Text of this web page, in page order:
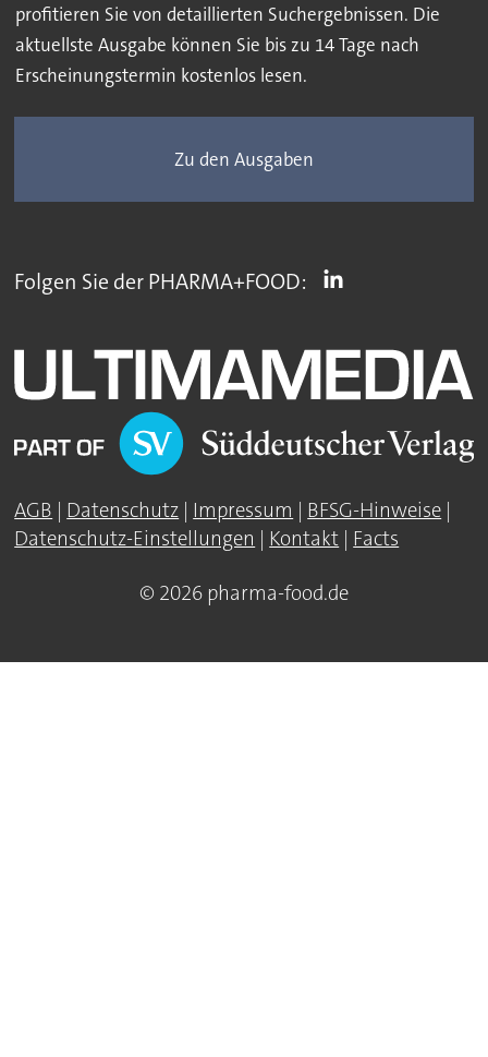
profitieren Sie von detaillierten Suchergebnissen. Die
aktuellste Ausgabe können Sie bis zu 14 Tage nach
Erscheinungstermin kostenlos lesen.
Zu den Ausgaben
Folgen Sie der PHARMA+FOOD:
AGB | Datenschutz | Impressum | BFSG-Hinweise |
Datenschutz-Einstellungen | Kontakt | Facts
© 2026 pharma-food.de